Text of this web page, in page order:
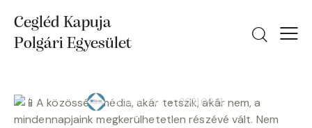
Cegléd Kapuja
Polgári Egyesület
Közösségi média (social media) –
CEGKAPUJA 2021.06.21.
A közösségi média, akár tetszik, akár nem, a
mindennapjaink megkerülhetetlen részévé vált. Nem